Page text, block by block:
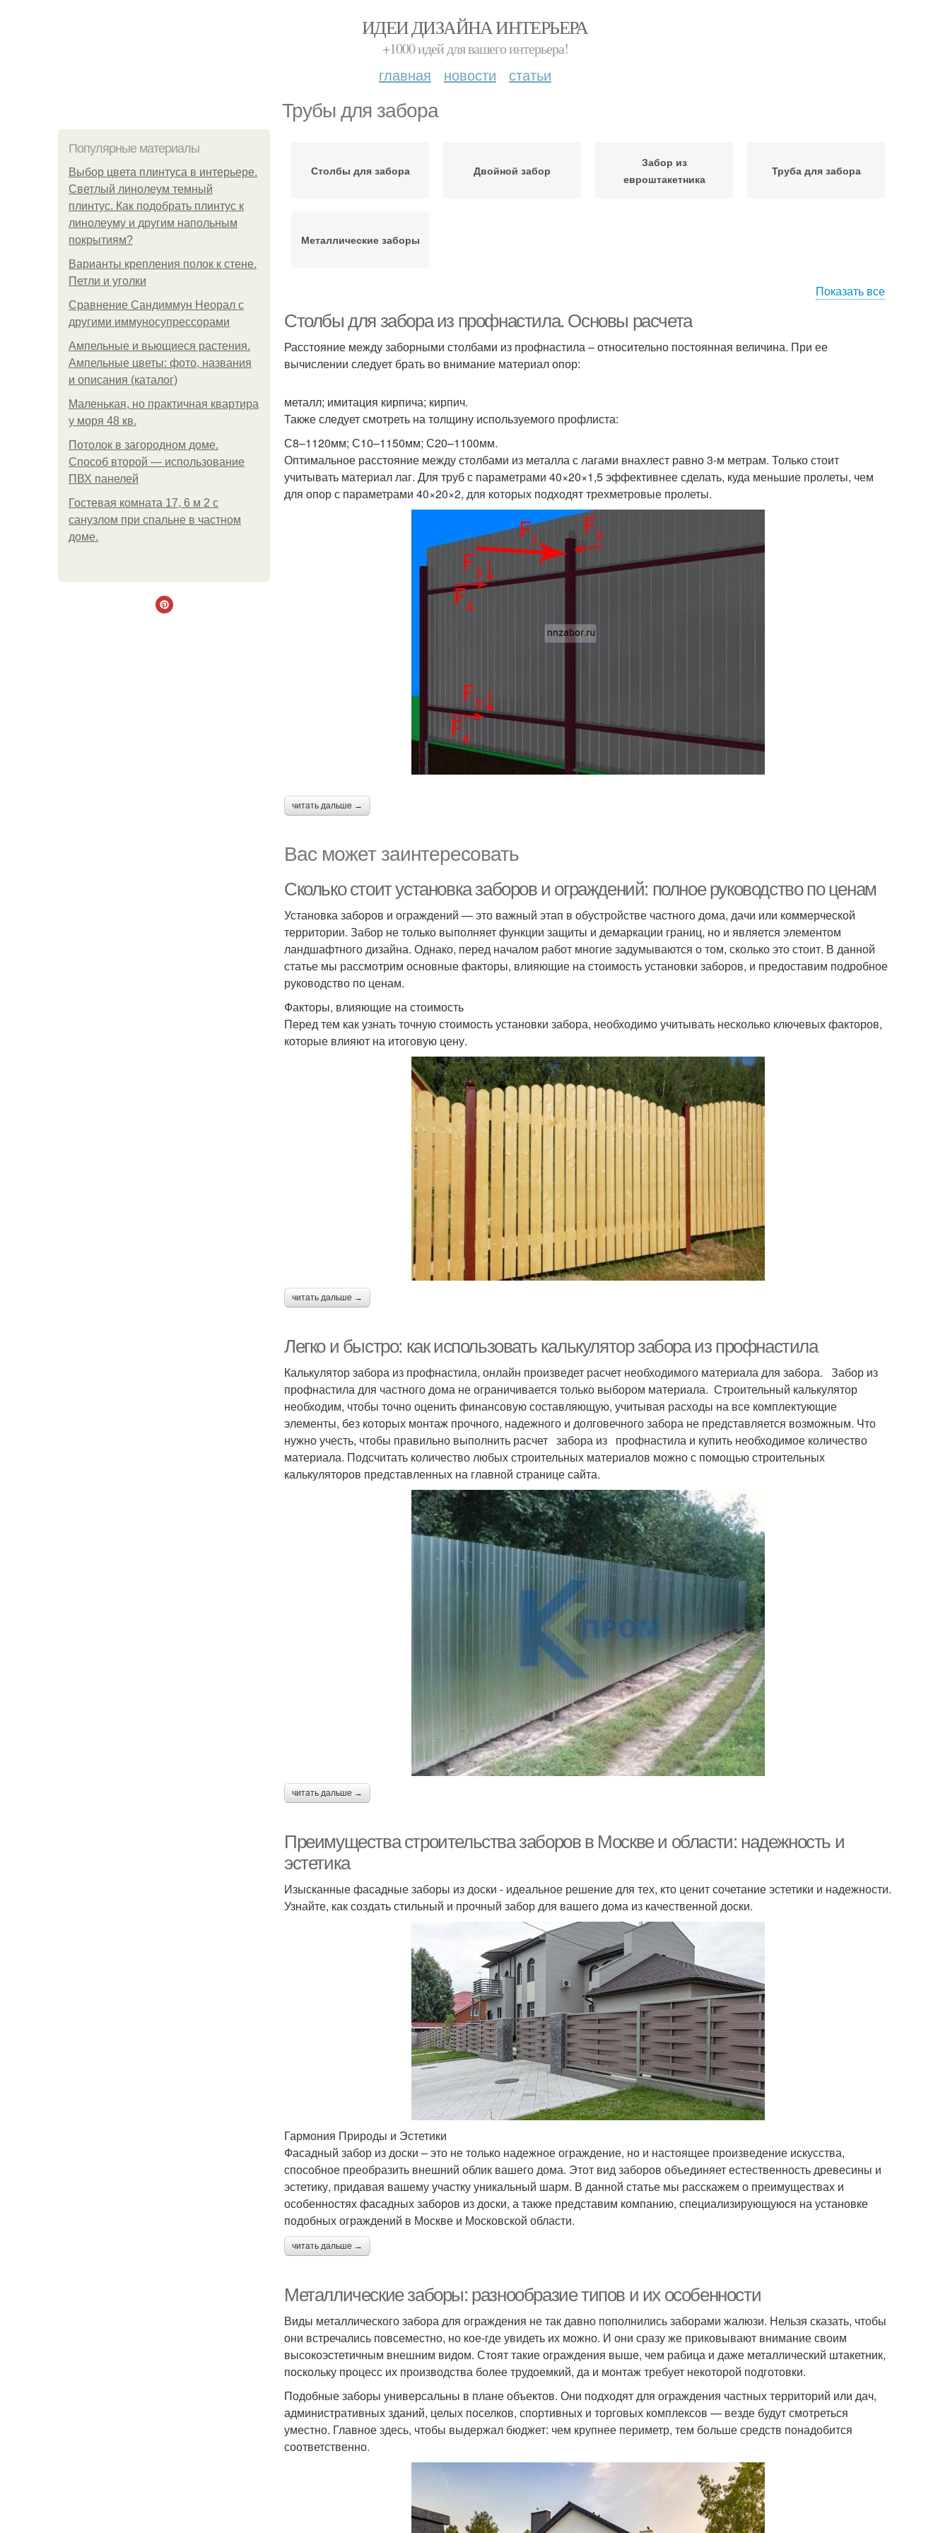
ИДЕИ ДИЗАЙНА ИНТЕРЬЕРА
+1000 идей для вашего интерьера!
главная новости статьи
Трубы для забора
Популярные материалы
Выбор цвета плинтуса в интерьере.
Светлый линолеум темный
плинтус. Как подобрать плинтус к
линолеуму и другим напольным
покрытиям?
Варианты крепления полок к стене.
Петли и уголки
Сравнение Сандиммун Неорал с
другими иммуносупрессорами
Ампельные и вьющиеся растения.
Ампельные цветы: фото, названия
и описания (каталог)
Маленькая, но практичная квартира
у моря 48 кв.
Потолок в загородном доме.
Способ второй — использование
ПВХ панелей
Гостевая комната 17, 6 м 2 с
санузлом при спальне в частном
доме.
Столбы для забора Двойной забор
Забор из
евроштакетника
Труба для забора
Металлические заборы
Показать все
Столбы для забора из профнастила. Основы расчета
Расстояние между заборными столбами из профнастила – относительно постоянная величина. При ее
вычислении следует брать во внимание материал опор:
металл; имитация кирпича; кирпич.
Также следует смотреть на толщину используемого профлиста:
С8–1120мм; С10–1150мм; С20–1100мм.
Оптимальное расстояние между столбами из металла с лагами внахлест равно 3-м метрам. Только стоит
учитывать материал лаг. Для труб с параметрами 40×20×1,5 эффективнее сделать, куда меньшие пролеты, чем
для опор с параметрами 40×20×2, для которых подходят трехметровые пролеты.
читать дальше →
Вас может заинтересовать
Сколько стоит установка заборов и ограждений: полное руководство по ценам
Установка заборов и ограждений — это важный этап в обустройстве частного дома, дачи или коммерческой
территории. Забор не только выполняет функции защиты и демаркации границ, но и является элементом
ландшафтного дизайна. Однако, перед началом работ многие задумываются о том, сколько это стоит. В данной
статье мы рассмотрим основные факторы, влияющие на стоимость установки заборов, и предоставим подробное
руководство по ценам.
Факторы, влияющие на стоимость
Перед тем как узнать точную стоимость установки забора, необходимо учитывать несколько ключевых факторов,
которые влияют на итоговую цену.
читать дальше →
Легко и быстро: как использовать калькулятор забора из профнастила
Калькулятор забора из профнастила, онлайн произведет расчет необходимого материала для забора. Забор из
профнастила для частного дома не ограничивается только выбором материала. Строительный калькулятор
необходим, чтобы точно оценить финансовую составляющую, учитывая расходы на все комплектующие
элементы, без которых монтаж прочного, надежного и долговечного забора не представляется возможным. Что
нужно учесть, чтобы правильно выполнить расчет забора из профнастила и купить необходимое количество
материала. Подсчитать количество любых строительных материалов можно с помощью строительных
калькуляторов представленных на главной странице сайта.
читать дальше →
Преимущества строительства заборов в Москве и области: надежность и
эстетика
Изысканные фасадные заборы из доски - идеальное решение для тех, кто ценит сочетание эстетики и надежности.
Узнайте, как создать стильный и прочный забор для вашего дома из качественной доски.
Гармония Природы и Эстетики
Фасадный забор из доски – это не только надежное ограждение, но и настоящее произведение искусства,
способное преобразить внешний облик вашего дома. Этот вид заборов объединяет естественность древесины и
эстетику, придавая вашему участку уникальный шарм. В данной статье мы расскажем о преимуществах и
особенностях фасадных заборов из доски, а также представим компанию, специализирующуюся на установке
подобных ограждений в Москве и Московской области.
читать дальше →
Металлические заборы: разнообразие типов и их особенности
Виды металлического забора для ограждения не так давно пополнились заборами жалюзи. Нельзя сказать, чтобы
они встречались повсеместно, но кое-где увидеть их можно. И они сразу же приковывают внимание своим
высокоэстетичным внешним видом. Стоят такие ограждения выше, чем рабица и даже металлический штакетник,
поскольку процесс их производства более трудоемкий, да и монтаж требует некоторой подготовки.
Подобные заборы универсальны в плане объектов. Они подходят для ограждения частных территорий или дач,
административных зданий, целых поселков, спортивных и торговых комплексов — везде будут смотреться
уместно. Главное здесь, чтобы выдержал бюджет: чем крупнее периметр, тем больше средств понадобится
соответственно.